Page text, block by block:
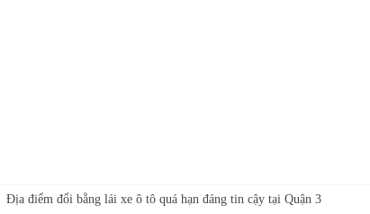
Địa điểm đổi bằng lái xe ô tô quá hạn đáng tin cậy tại Quận 3